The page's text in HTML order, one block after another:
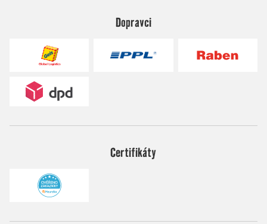
Dopravci
Certifikáty